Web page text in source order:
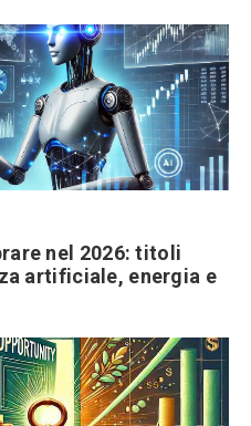
nel 2026: titoli
artificiale, energia e